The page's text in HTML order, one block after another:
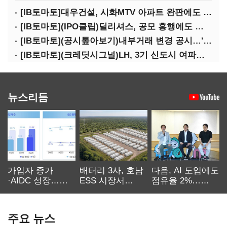
[IB토마토]대우건설, 시화MTV 아파트 완판에도 손실…공사비 회수 난항
[IB토마토](IPO클립)딜리셔스, 공모 흥행에도 락업은 미미…441곳 중 확약 5곳
[IB토마토](공시톺아보기)내부거래 변경 공시…'20% 룰' 뭐길래
[IB토마토](크레딧시그널)LH, 3기 신도시 여파로…차입금 109조까지 확대
뉴스리듬
가입자 증가
·AIDC 성장…
배터리 3사, 호남
ESS 시장서
다음, AI 도입에도
점유율 2%…
주요 뉴스